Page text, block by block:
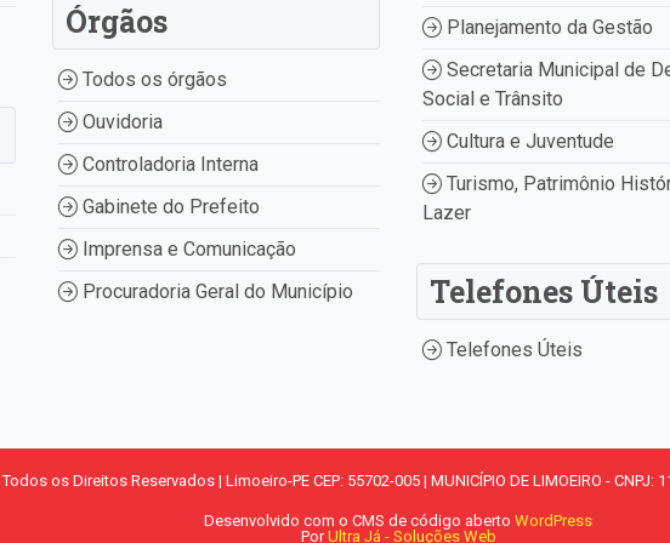
Órgãos
Todos os órgãos
Ouvidoria
Controladoria Interna
Gabinete do Prefeito
Imprensa e Comunicação
Procuradoria Geral do Município
Planejamento da Gestão
Secretaria Municipal de
Social e Trânsito
Cultura e Juventude
Turismo, Patrimônio
Lazer
Telefones Úteis
Telefones Úteis
Todos os Direitos Reservados | Limoeiro-PE CEP: 55702-005 | MUNICÍPIO DE LIMOEIRO - CNPJ:
Desenvolvido com o CMS de código aberto WordPress
PorUltra Já - Soluções Web